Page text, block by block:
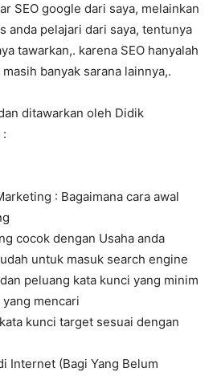
SEO google dari saya, melainkan
anda pelajari dari saya, tentunya
tawarkan,. karena SEO hanyalah
banyak sarana lainnya,.
ditawarkan oleh Didik
: Bagaimana cara awal
cocok dengan Usaha anda
untuk masuk search engine
peluang kata kunci yang minim
mencari
kunci target sesuai dengan
Internet (Bagi Yang Belum